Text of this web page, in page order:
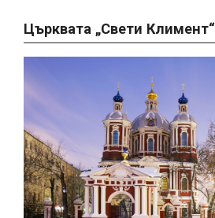
Църквата „Свети Климент“